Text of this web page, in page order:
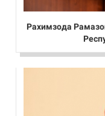
Рахимзода